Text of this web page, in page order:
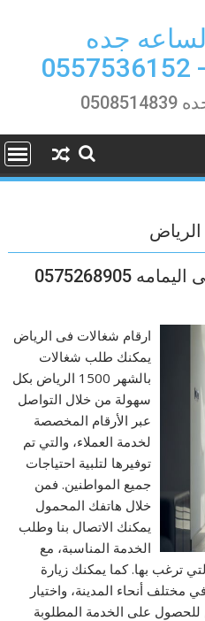
جده
0575268905
ارقام شغالات فى الرياض
يمكنك طلب شغالات
بالشهر 1500 الرياض بكل
سهولة من خلال التواصل
عبر الأرقام المخصصة
لخدمة العملاء، والتي تم
توفيرها لتلبية احتياجات
جميع المواطنين. فمن
خلال هاتفك المحمول
يمكنك الاتصال بنا وطلب
الخدمة المناسبة، مع
ترغب بها. كما يمكنك زيارة
أنحاء المدينة، واختيار
على الخدمة المطلوبة